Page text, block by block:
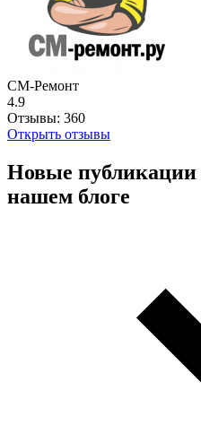
СМ-Ремонт
4.9
Отзывы: 360
Открыть отзывы
Новые публикации
нашем блоге